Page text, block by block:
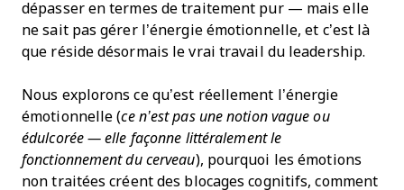
dépasser en termes de traitement pur — mais elle
ne sait pas gérer l’énergie émotionnelle, et c’est là
que réside désormais le vrai travail du leadership.
Nous explorons ce qu’est réellement l’énergie
émotionnelle (ce n’est pas une notion vague ou
édulcorée — elle façonne littéralement le
fonctionnement du cerveau), pourquoi les émotions
non traitées créent des blocages cognitifs, comment